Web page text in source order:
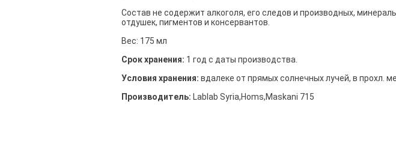
Состав не содержит алкоголя, его следов и производных,
отдушек, пигментов и консервантов.
Вес: 175 мл
Срок хранения: 1 год с даты производства.
Условия хранения: вдалеке от прямых солнечных лучей, в прохл.
Производитель: Lablab Syria,Homs,Maskani 715